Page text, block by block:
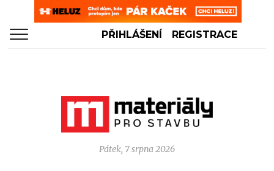
PŘIHLÁŠENÍ REGISTRACE
Pátek, 7 srpna 2026